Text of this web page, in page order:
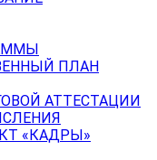
ПЛАН
АТТЕСТАЦИИ
«КАДРЫ»